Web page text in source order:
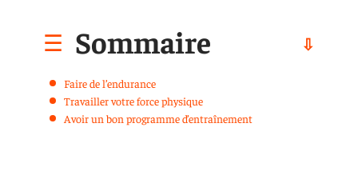
Sommaire
Faire de l’endurance
Travailler votre force physique
Avoir un bon programme d’entraînement